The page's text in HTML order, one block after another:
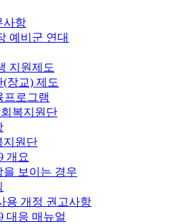
사항
예비군 연대
지원제도
(장교) 제도
프로그램
복지원단
지원단
개요
을 보이는 경우
용 개정 권고사항
대응 매뉴얼